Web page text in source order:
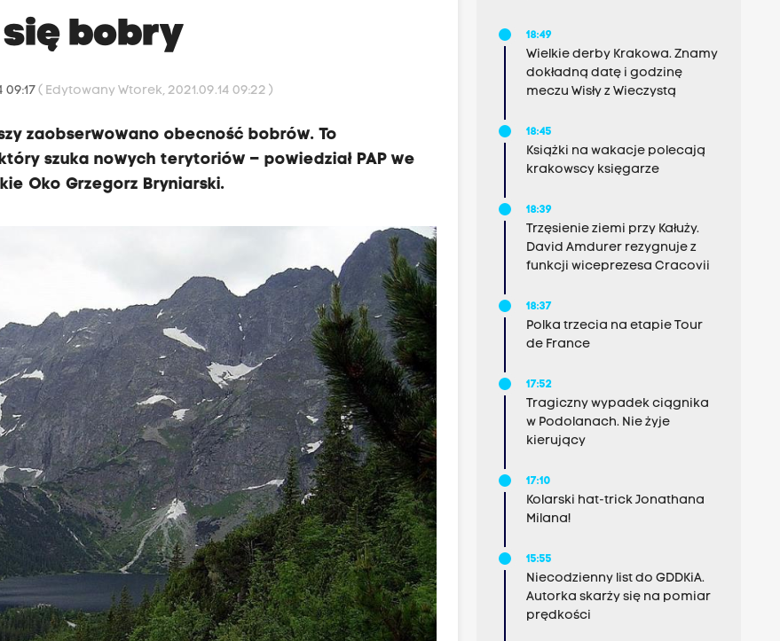
bobry
09:17( Edytowany Wtorek, 2021.09.14 09:22 )
zaobserwowano obecność bobrów. To
szuka nowych terytoriów – powiedział PAP we
Oko Grzegorz Bryniarski.
18:49
Wielkie derby Krakowa. Znamy
dokładną datę i godzinę
meczu Wisły z Wieczystą
18:45
Książki na wakacje polecają
krakowscy księgarze
18:39
Trzęsienie ziemi przy Kałuży.
David Amdurer rezygnuje z
funkcji wiceprezesa Cracovii
18:37
Polka trzecia na etapie Tour
de France
17:52
Tragiczny wypadek ciągnika
w Podolanach. Nie żyje
kierujący
17:10
Kolarski hat-trick Jonathana
Milana!
15:55
Niecodzienny list do GDDKiA.
Autorka skarży się na pomiar
prędkości